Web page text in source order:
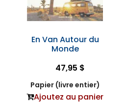
En Van Autour du
Monde
47,95 $
Papier (livre entier)
Ajoutez au panier